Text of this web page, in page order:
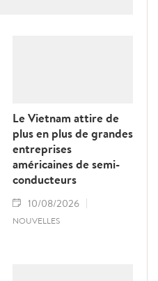
Le Vietnam attire de
plus en plus de grandes
entreprises
américaines de semi-
conducteurs
10/08/2026
NOUVELLES